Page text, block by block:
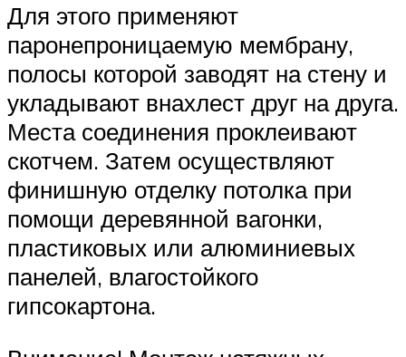
Для этого применяют
паронепроницаемую мембрану,
полосы которой заводят на стену и
укладывают внахлест друг на друга.
Места соединения проклеивают
скотчем. Затем осуществляют
финишную отделку потолка при
помощи деревянной вагонки,
пластиковых или алюминиевых
панелей, влагостойкого
гипсокартона.